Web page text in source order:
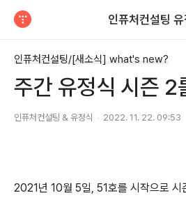
인퓨처컨설팅 유
인퓨처컨설팅/[새소식] what's new?
주간 유정식 시즌 2
인퓨처컨설팅 & 유정식 2022. 11. 22. 09:53
2021년 10월 5일, 51호를 시작으로 시